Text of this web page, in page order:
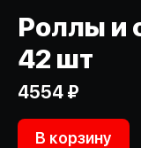
Роллы и
42 шт
4554 ₽
В корзину